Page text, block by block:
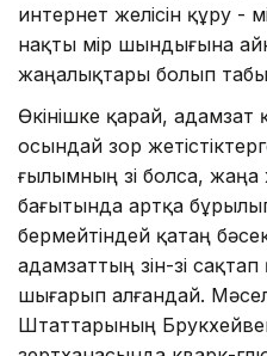
интернет желісін құру -
нақты өмір шындығына
жаңалықтары болып
Өкінішке қарай,
осындай зор
ғы­лым­ның өзі болса,
бағытында артқа
бермейтіндей қатаң
адамзаттың өзін-өзі
шығарып ал­­ғандай.
Штаттарының